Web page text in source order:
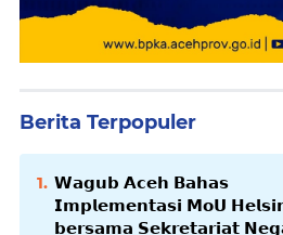
Berita Terpopuler
𝗪𝗮𝗴𝘂𝗯 𝗔𝗰𝗲𝗵 𝗕𝗮𝗵𝗮𝘀
𝗜𝗺𝗽𝗹𝗲𝗺𝗲𝗻𝘁𝗮𝘀𝗶 𝗠𝗼𝗨
𝗯𝗲𝗿𝘀𝗮𝗺𝗮 𝗦𝗲𝗸𝗿𝗲𝘁𝗮𝗿𝗶𝗮𝘁